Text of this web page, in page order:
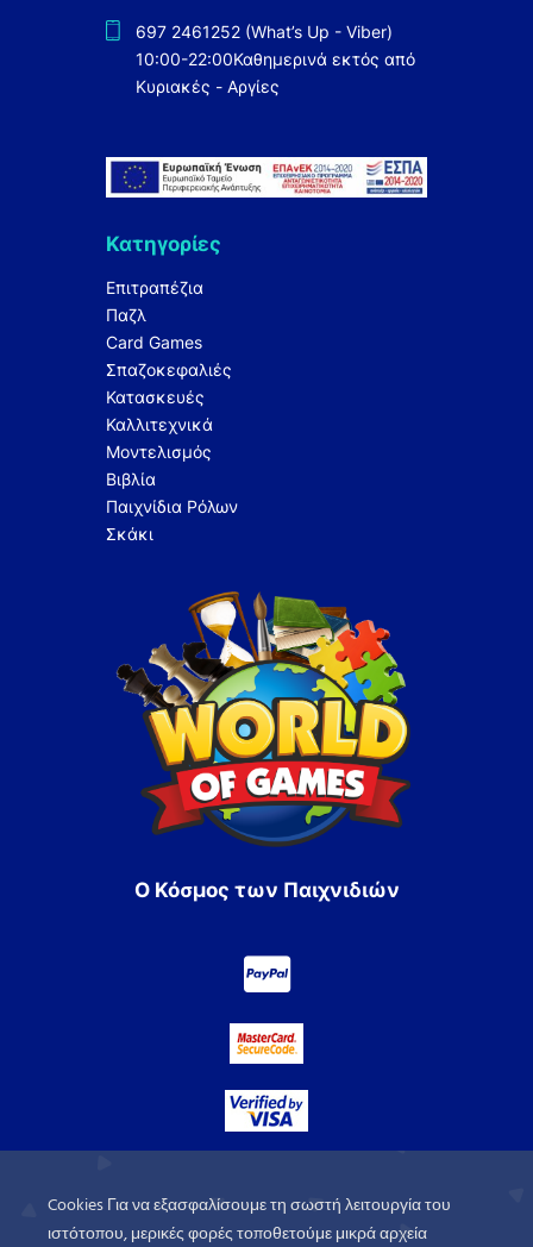
697 2461252 (What’s Up - Viber)
10:00-22:00Καθημερινά εκτός από
Κυριακές - Αργίες
Κατηγορίες
Επιτραπέζια
Παζλ
Card Games
Σπαζοκεφαλιές
Κατασκευές
Καλλιτεχνικά
Μοντελισμός
Βιβλία
Παιχνίδια Ρόλων
Σκάκι
Ο Κόσμος των Παιχνιδιών
Cookies Για να εξασφαλίσουμε τη σωστή λειτουργία του
ιστότοπου, μερικές φορές τοποθετούμε μικρά αρχεία